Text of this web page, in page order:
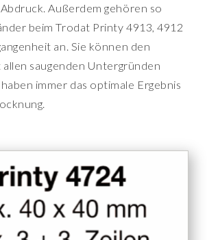
Außerdem gehören so
beim Trodat Printy 4913, 4912
an. Sie können den
allen saugenden Untergründen
immer das optimale Ergebnis